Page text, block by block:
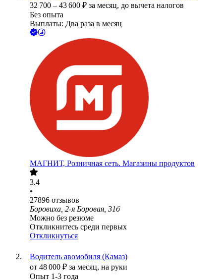
32 700 – 43 600 ₽ за месяц, до вычета налогов
Без опыта
Выплаты: Два раза в месяц
МАГНИТ, Розничная сеть. Магазины продуктов
3.4
•
27896 отзывов
Боровиха, 2-я Боровая, 31б
Можно без резюме
Откликнитесь среди первых
Откликнуться
Водитель авомобиля (Камаз)
от 48 000 ₽ за месяц, на руки
Опыт 1-3 года